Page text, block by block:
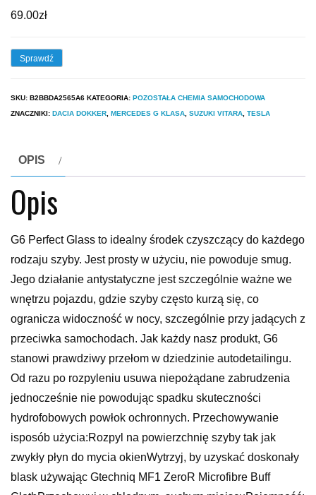
69.00zł
Sprawdź
SKU: B2BBDA2565A6 KATEGORIA: POZOSTAŁA CHEMIA SAMOCHODOWA
ZNACZNIKI: DACIA DOKKER MERCEDES G KLASA SUZUKI VITARA TESLA
OPIS
Opis
G6 Perfect Glass to idealny środek czyszczący do każdego
rodzaju szyby. Jest prosty w użyciu, nie powoduje smug.
Jego działanie antystatyczne jest szczególnie ważne we
wnętrzu pojazdu, gdzie szyby często kurzą się, co
ogranicza widoczność w nocy, szczególnie przy jadących z
przeciwka samochodach. Jak każdy nasz produkt, G6
stanowi prawdziwy przełom w dziedzinie autodetailingu.
Od razu po rozpyleniu usuwa niepożądane zabrudzenia
jednocześnie nie powodując spadku skuteczności
hydrofobowych powłok ochronnych. Przechowywanie
isposób użycia:Rozpyl na powierzchnię szyby tak jak
zwykły płyn do mycia okienWytrzyj, by uzyskać doskonały
blask używając Gtechniq MF1 ZeroR Microfibre Buff